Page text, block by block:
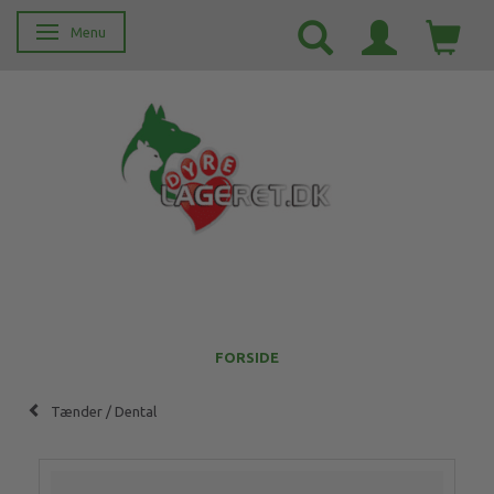
Skifte navigation
Menu
FORSIDE
Tænder / Dental